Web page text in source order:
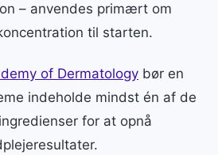
– anvendes primært om
til starten.
of Dermatology bør en
indeholde mindst én af de
for at opnå